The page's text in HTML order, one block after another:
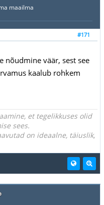
maailma
#171
nõudmine väär, sest see
kaalub rohkem
et tegelikkuses olid
sees.
on ideaalne, täiuslik,